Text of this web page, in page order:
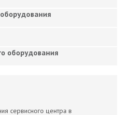
оборудования
сервисного центра в